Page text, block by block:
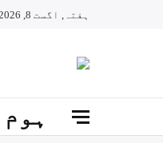
ہفتہ, اگست 8, 2026
ہوم